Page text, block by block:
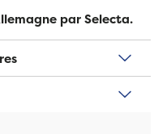
par Selecta.